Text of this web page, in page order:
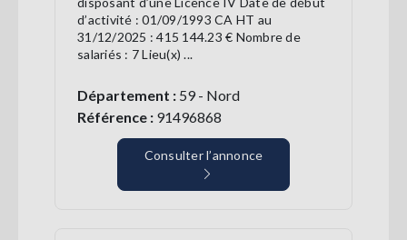
d’activité : 01/09/1993 CA HT au
31/12/2025 : 415 144.23 € Nombre de
salariés : 7 Lieu(x) ...
Département : 59 - Nord
Référence : 91496868
Consulter l’annonce